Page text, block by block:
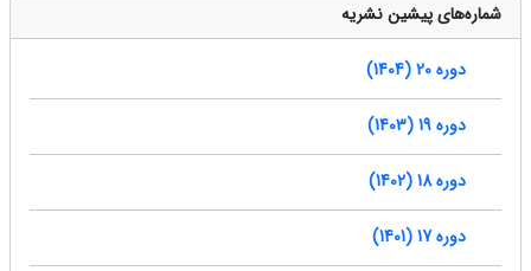
شماره‌های پیشین نشریه
دوره 20 (1404)
دوره 19 (1403)
دوره 18 (1402)
دوره 17 (1401)